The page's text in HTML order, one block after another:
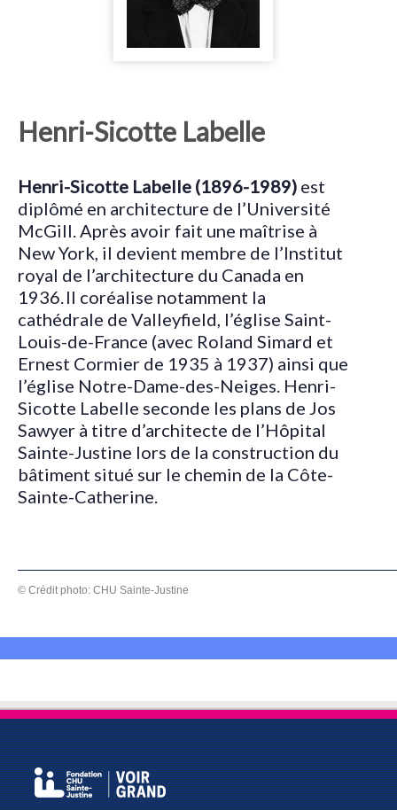
Henri-Sicotte Labelle
Henri-Sicotte Labelle (1896-1989) est
diplômé en architecture de l’Université
McGill. Après avoir fait une maîtrise à
New York, il devient membre de l’Institut
royal de l’architecture du Canada en
1936. Il coréalise notamment la
cathédrale de Valleyfield, l’église Saint-
Louis-de-France (avec Roland Simard et
Ernest Cormier de 1935 à 1937) ainsi que
l’église Notre-Dame-des-Neiges. Henri-
Sicotte Labelle seconde les plans de Jos
Sawyer à titre d’architecte de l’Hôpital
Sainte-Justine lors de la construction du
bâtiment situé sur le chemin de la Côte-
Sainte-Catherine.
© Crédit photo: CHU Sainte-Justine